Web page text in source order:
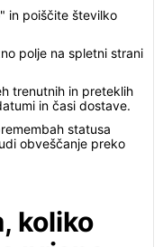
in poiščite številko
polje na spletni strani
trenutnih in preteklih
in časi dostave.
statusa
obveščanje preko
koliko